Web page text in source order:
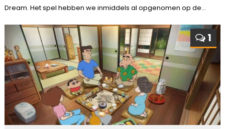
Dream. Het spel hebben we inmiddels al opgenomen op de...
1